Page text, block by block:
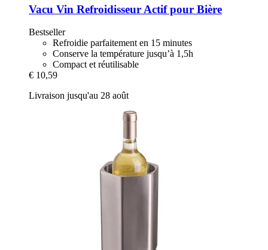
Vacu Vin Refroidisseur Actif pour Bière
Bestseller
Refroidie parfaitement en 15 minutes
Conserve la température jusqu’à 1,5h
Compact et réutilisable
€ 10,59
Livraison jusqu'au 28 août